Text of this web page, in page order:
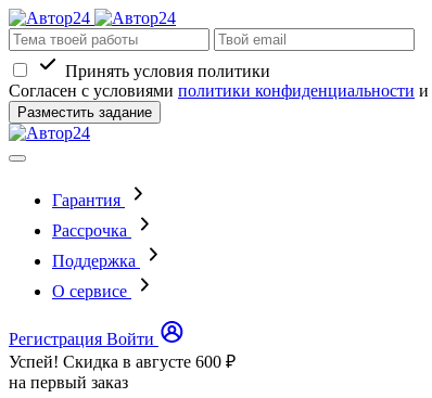
Принять условия политики
Согласен с условиями политики конфиденциальности и
Разместить задание
Гарантия
Рассрочка
Поддержка
О сервисе
Регистрация Войти
Успей! Скидка в августе 600 ₽
на первый заказ